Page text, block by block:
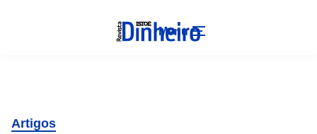
Menu
Artigos